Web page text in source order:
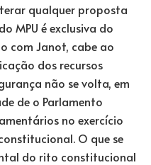
qualquer proposta
MPU é exclusiva do
com Janot, cabe ao
dos recursos
não se volta, em
de o Parlamento
no exercício
O que se
do rito constitucional